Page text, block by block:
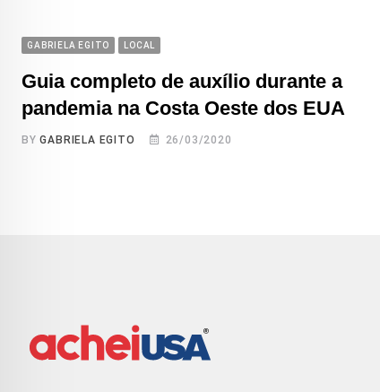
GABRIELA EGITO LOCAL
Guia completo de auxílio durante a
pandemia na Costa Oeste dos EUA
BYGABRIELA EGITO 26/03/2020